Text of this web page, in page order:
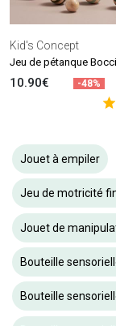
Kid's Concept
Jeu de pétanque
10.90€ -48%
Jouet à empiler
Jeu de motricité
Jouet de
Bouteille
Bouteille